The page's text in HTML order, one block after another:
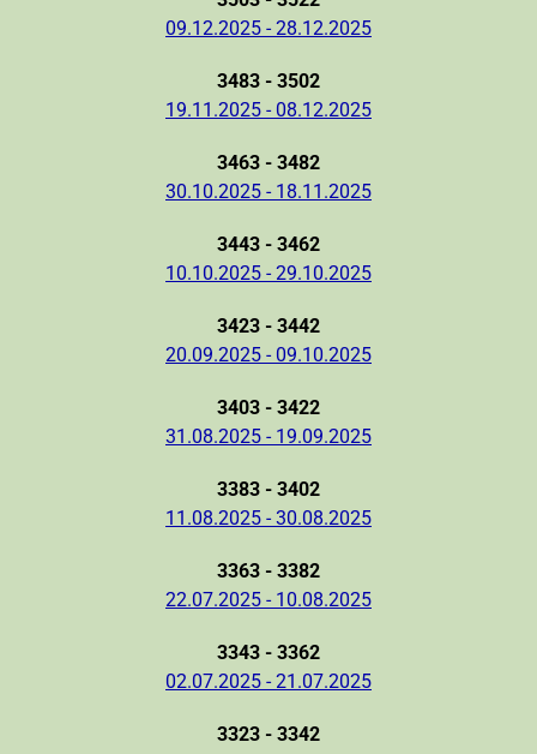
09.12.2025 - 28.12.2025
3483 - 3502
19.11.2025 - 08.12.2025
3463 - 3482
30.10.2025 - 18.11.2025
3443 - 3462
10.10.2025 - 29.10.2025
3423 - 3442
20.09.2025 - 09.10.2025
3403 - 3422
31.08.2025 - 19.09.2025
3383 - 3402
11.08.2025 - 30.08.2025
3363 - 3382
22.07.2025 - 10.08.2025
3343 - 3362
02.07.2025 - 21.07.2025
3323 - 3342